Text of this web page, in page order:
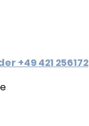
+49 421 256172